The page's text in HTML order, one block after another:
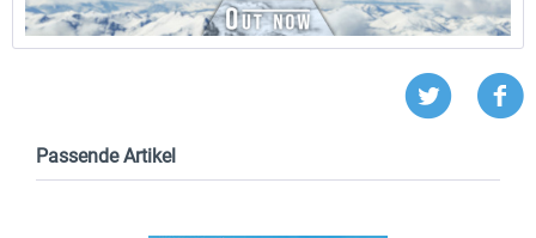
Passende Artikel